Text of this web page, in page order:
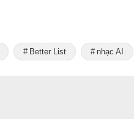
Better List nhạc AI